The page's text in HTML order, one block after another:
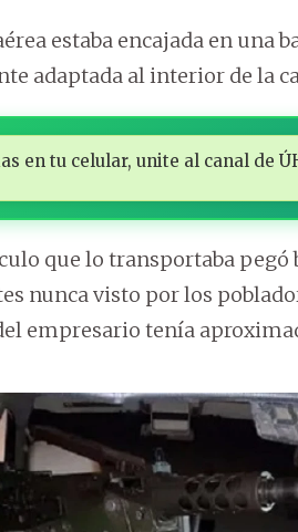
estaba encajada en una
adaptada al interior de la
en tu celular, unite al canal de
que lo transportaba
nunca visto por los
empresario tenía